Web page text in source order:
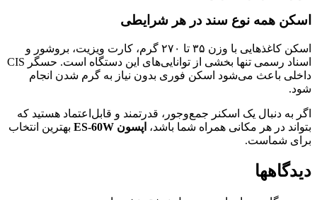
اسکن همه نوع سند در هر شرایطی
اسکن کاغذهایی با وزن ۳۵ تا ۲۷۰ گرم، کارت ویزیت، بروشور و
اسناد رسمی تنها بخشی از توانایی‌های این دستگاه است. حسگر CIS
داخلی باعث می‌شود اسکن فوری بدون نیاز به گرم شدن انجام
شود.
اگر به دنبال یک اسکنر جمع‌وجور، قدرتمند و قابل‌اعتماد هستید که
بتواند در هر مکانی همراه شما باشد، اپسون ES-60W
بهترین انتخاب
برای شماست.
دیدگاهها